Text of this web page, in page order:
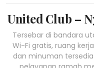
United Club –
Tersebar di bandara
Wi-Fi gratis, ruang
dan minuman